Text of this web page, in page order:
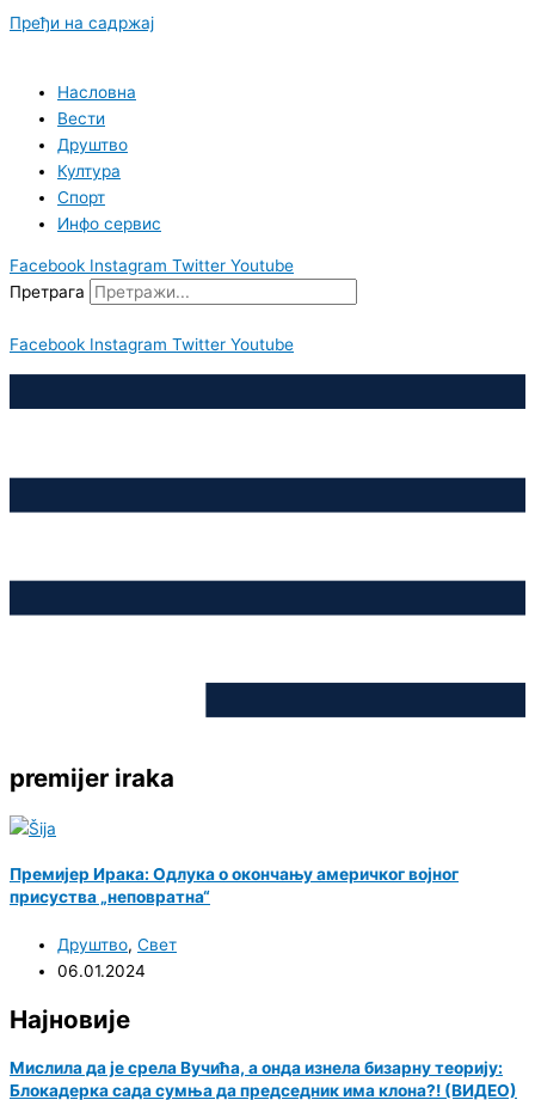
Пређи на садржај
Насловна
Вести
Друштво
Култура
Спорт
Инфо сервис
Facebook Instagram Twitter Youtube
Претрага
Facebook Instagram Twitter Youtube
premijer iraka
Премијер Ирака: Одлука о окончању америчког војног
присуства „неповратна“
Друштво, Свет
06.01.2024
Најновије
Мислила да је срела Вучића, а онда изнела бизарну теорију:
Блокадерка сада сумња да председник има клона?! (ВИДЕО)